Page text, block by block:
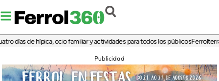
de hípica, ocio familiar y actividades para todos los públicosFerrolterra
Publicidad